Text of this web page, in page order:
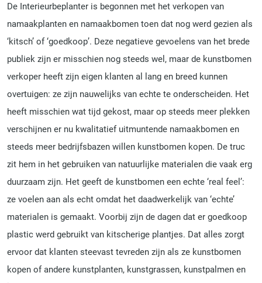
De Interieurbeplanter is begonnen met het verkopen van
namaakplanten en namaakbomen toen dat nog werd gezien als
‘kitsch’ of ‘goedkoop’. Deze negatieve gevoelens van het brede
publiek zijn er misschien nog steeds wel, maar de kunstbomen
verkoper heeft zijn eigen klanten al lang en breed kunnen
overtuigen: ze zijn nauwelijks van echte te onderscheiden. Het
heeft misschien wat tijd gekost, maar op steeds meer plekken
verschijnen er nu kwalitatief uitmuntende namaakbomen en
steeds meer bedrijfsbazen willen kunstbomen kopen. De truc
zit hem in het gebruiken van natuurlijke materialen die vaak erg
duurzaam zijn. Het geeft de kunstbomen een echte ‘real feel’:
ze voelen aan als echt omdat het daadwerkelijk van ‘echte’
materialen is gemaakt. Voorbij zijn de dagen dat er goedkoop
plastic werd gebruikt van kitscherige plantjes. Dat alles zorgt
ervoor dat klanten steevast tevreden zijn als ze kunstbomen
kopen of andere kunstplanten, kunstgrassen, kunstpalmen en